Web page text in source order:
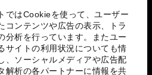
ではCookieを使って、ユーザー
コンテンツや広告の表示、トラ
分析を行っています。またユー
サイトの利用状況についても情
、ソーシャルメディアや広告配
解析の各パートナーに情報を共